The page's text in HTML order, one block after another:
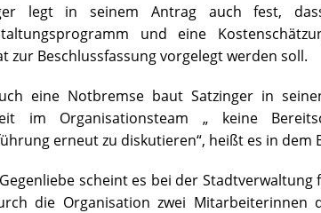
legt in seinem Antrag auch fest,
und eine
zur Beschlussfassung vorgelegt werden soll.
eine Notbremse baut Satzinger in
im Organisationsteam „ keine
erneut zu diskutieren“, heißt es in dem
scheint es bei der Stadtverwaltung
die Organisation zwei Mitarbeiterinnen